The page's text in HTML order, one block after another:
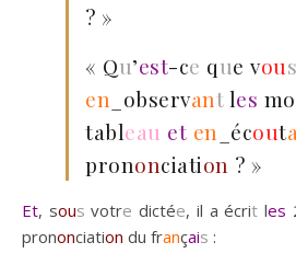
? »
« Qu’est-ce que vous
en _observantles mo
tableau et en _écout
prononciation ? »
Et, sous votre dictée, il a écrit les
prononciation du français :